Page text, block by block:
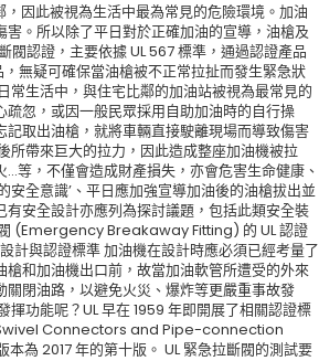
因此被視為生活中最為常見的危險環境。加油
。所以除了平日對於正確加油的宣導，油槍及
閥認證，主要依據 UL 567 標準，通過認證產品
無疑可確保當油槍被不正常拉扯而發生緊急狀
常生活中，與住宅比鄰的加油站被視為最常見的
忽，或因一般民眾採用自助加油時的自行操
取出油槍，就將車輛直接駛離現場而導致傷害
所帶來巨大的拉力，因此造成整座加油機被拉
等，不僅會造成財產損失，亦會危害生命健康、
全意識’、平日應加強宣導加油後的油槍拔出並
安全設計亦應列為探討議題，包括此類安全裝
(Emergency Breakaway Fitting) 的 UL 認證
計與認證標準 加油機在設計時應必須已經考量了
和加油機出口前，故當加油軟管所遭受的外來
閉油路，以避免火災、爆炸等更嚴重事故發
功能呢？UL 早在 1959 年即開展了相關認證標
Connectors and Pipe-connection
2017 年的第十版。 UL 緊急拉斷閥的測試要